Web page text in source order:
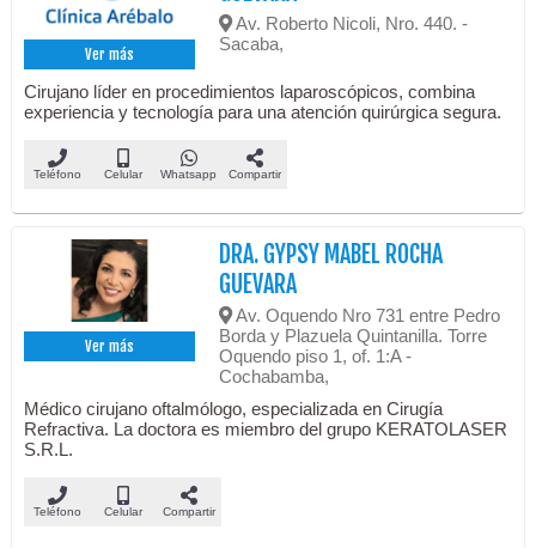
Ver más
Av. Roberto Nicoli, Nro. 440. -
Sacaba,
Cirujano líder en procedimientos laparoscópicos, combina
experiencia y tecnología para una atención quirúrgica segura.
Teléfono Celular Whatsapp Compartir
Ver más
DRA. GYPSY MABEL ROCHA
GUEVARA
Av. Oquendo Nro 731 entre Pedro
Borda y Plazuela Quintanilla. Torre
Oquendo piso 1, of. 1:A -
Cochabamba,
Médico cirujano oftalmólogo, especializada en Cirugía
Refractiva. La doctora es miembro del grupo KERATOLASER
S.R.L.
Teléfono Celular Compartir